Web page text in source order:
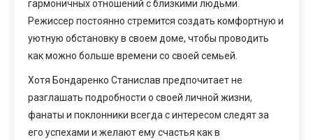
гармоничных отношений с близкими людьми.
Режиссер постоянно стремится создать комфортную и
уютную обстановку в своем доме, чтобы проводить
как можно больше времени со своей семьей.
Хотя Бондаренко Станислав предпочитает не
разглашать подробности о своей личной жизни,
фанаты и поклонники всегда с интересом следят за
его успехами и желают ему счастья как в